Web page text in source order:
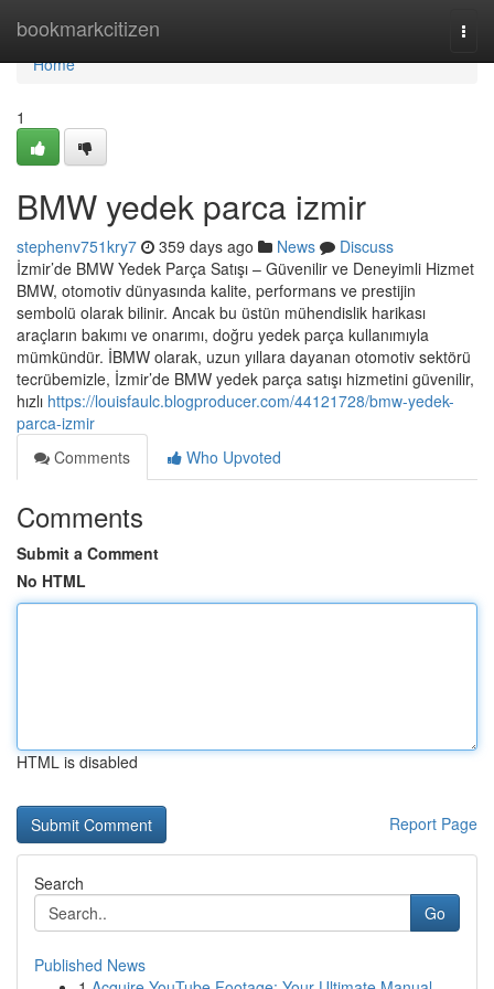
bookmarkcitizen
Home
Home
1
BMW yedek parca izmir
stephenv751kry7 359 days ago News
Discuss
İzmir’de BMW Yedek Parça Satışı – Güvenilir ve Deneyimli Hizmet
BMW, otomotiv dünyasında kalite, performans ve prestijin
sembolü olarak bilinir. Ancak bu üstün mühendislik harikası
araçların bakımı ve onarımı, doğru yedek parça kullanımıyla
mümkündür. İBMW olarak, uzun yıllara dayanan otomotiv sektörü
tecrübemizle, İzmir’de BMW yedek parça satışı hizmetini güvenilir,
hızlı https://louisfaulc.blogproducer.com/44121728/bmw-yedek-
parca-izmir
Comments
Who Upvoted
Comments
Submit a Comment
No HTML
HTML is disabled
Report Page
Search
Go
Published News